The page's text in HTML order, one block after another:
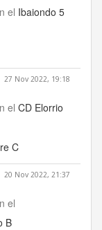
el Ibaiondo 5
27 Nov 2022, 19:18
el CD Elorrio
C
20 Nov 2022, 21:37
el
B